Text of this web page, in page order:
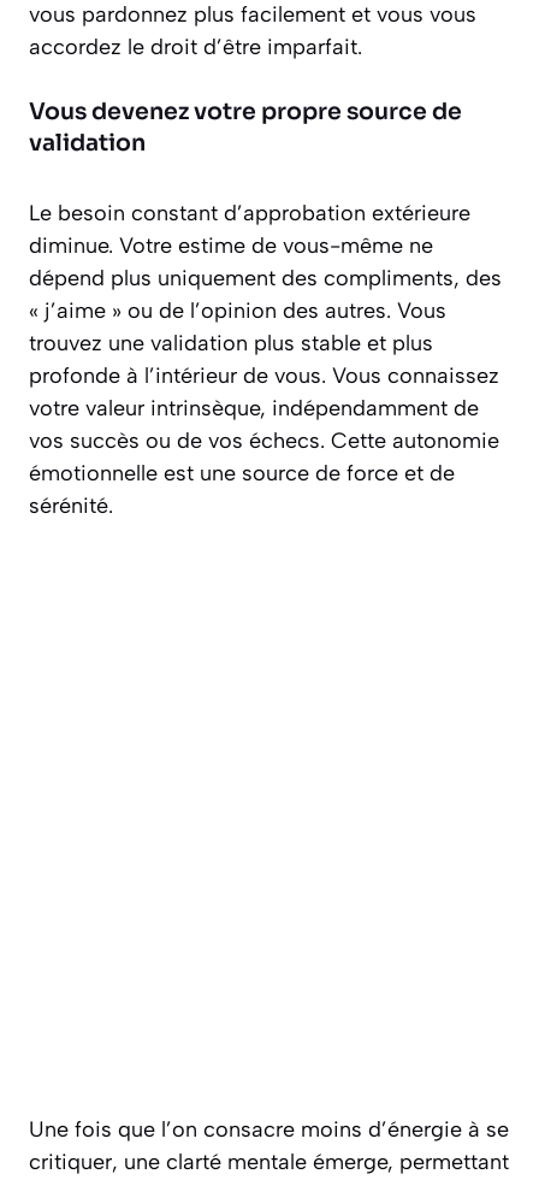
vous pardonnez plus facilement et vous vous
accordez le droit d’être imparfait.
Vous devenez votre propre source de
validation
Le besoin constant d’approbation extérieure
diminue. Votre estime de vous-même ne
dépend plus uniquement des compliments, des
« j’aime » ou de l’opinion des autres. Vous
trouvez une validation plus stable et plus
profonde à l’intérieur de vous. Vous connaissez
votre valeur intrinsèque, indépendamment de
vos succès ou de vos échecs. Cette autonomie
émotionnelle est une source de force et de
sérénité.
Une fois que l’on consacre moins d’énergie à se
critiquer, une clarté mentale émerge, permettant